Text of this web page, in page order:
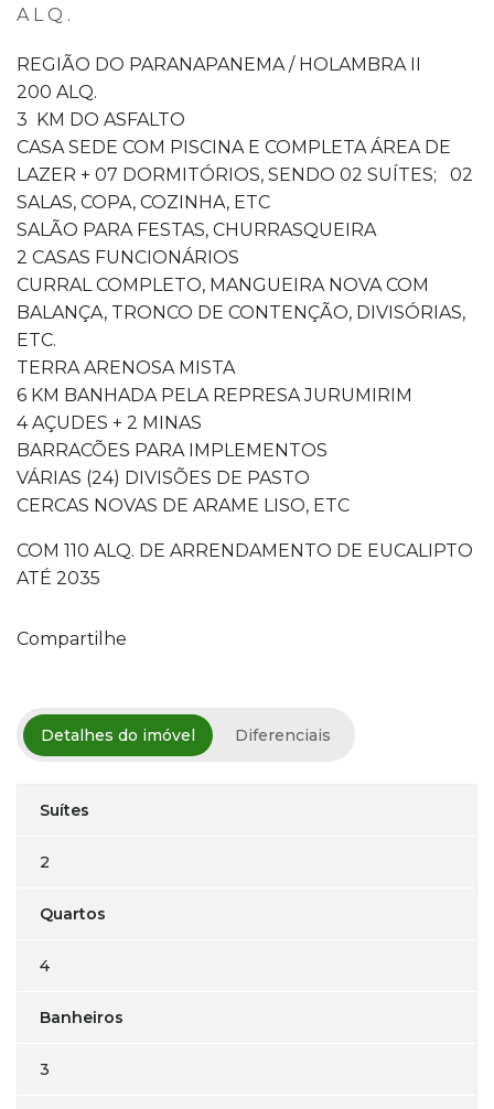
ALQ.
REGIÃO DO PARANAPANEMA / HOLAMBRA II
200 ALQ.
3 KM DO ASFALTO
CASA SEDE COM PISCINA E COMPLETA ÁREA DE
LAZER + 07 DORMITÓRIOS, SENDO 02 SUÍTES; 02
SALAS, COPA, COZINHA, ETC
SALÃO PARA FESTAS, CHURRASQUEIRA
2 CASAS FUNCIONÁRIOS
CURRAL COMPLETO, MANGUEIRA NOVA COM
BALANÇA, TRONCO DE CONTENÇÃO, DIVISÓRIAS,
ETC.
TERRA ARENOSA MISTA
6 KM BANHADA PELA REPRESA JURUMIRIM
4 AÇUDES + 2 MINAS
BARRACÕES PARA IMPLEMENTOS
VÁRIAS (24) DIVISÕES DE PASTO
CERCAS NOVAS DE ARAME LISO, ETC
COM 110 ALQ. DE ARRENDAMENTO DE EUCALIPTO
ATÉ 2035
Compartilhe
Detalhes do imóvel Diferenciais
Suítes
2
Quartos
4
Banheiros
3